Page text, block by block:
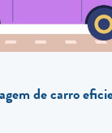
de carro